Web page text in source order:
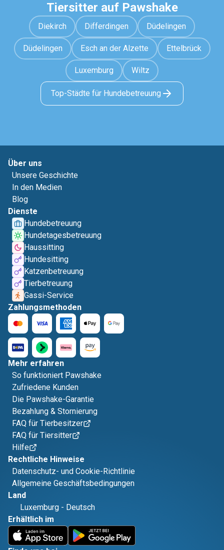
Tiersitter auf Pawshake
Diekirch Differdingen Düdelingen
Düdelingen Esch an der Alzette Ettelbrück
Luxemburg Wiltz
Top-Städte für Hundebetreuung
Über uns
Unsere Geschichte
In den Medien
Blog
Dienste
Hundebetreuung
Hundetagesbetreuung
Haussitting
Hundesitting
Katzenbetreuung
Tierbetreuung
Gassi-Service
Zahlungsmethoden
Mehr erfahren
So funktioniert Pawshake
Zufriedene Kunden
Die Pawshake-Garantie
Bezahlung & Stornierung
FAQ für Tierbesitzer
FAQ für Tiersitter
Hilfe
Rechtliche Hinweise
Datenschutz- und Cookie-Richtlinie
Allgemeine Geschäftsbedingungen
Land
Luxemburg - Deutsch
Erhältlich im